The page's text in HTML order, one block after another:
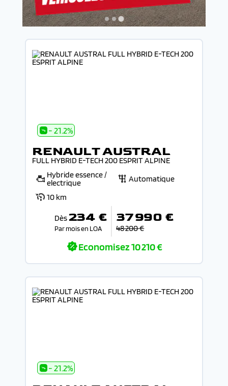
- 21.2%
RENAULT AUSTRAL
FULL HYBRID E-TECH 200 ESPRIT ALPINE
Hybride essence /
electrique
Automatique
10 km
Dès 234 €
Par mois en LOA
37 990 €
48 200 €
Economisez10 210 €
- 21.2%